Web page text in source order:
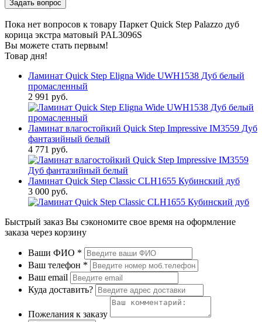
Пока нет вопросов к товару Паркет Quick Step Palazzo дуб
корица экстра матовый PAL3096S
Вы можете стать первым!
Товар дня!
Ламинат Quick Step Eligna Wide UWH1538 Дуб белый
промасленный
2 991 руб.
Ламинат влагостойкий Quick Step Impressive IM3559 Дуб
фантазийный белый
4 771 руб.
Ламинат Quick Step Classic CLH1655 Кубинский дуб
3 000 руб.
Быстрый заказ Вы сэкономите свое время на оформление
заказа через корзину
Ваши ФИО *
Ваш телефон *
Ваш email
Куда доставить?
Пожелания к заказу